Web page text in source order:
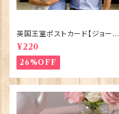
英国王室ポストカード【ジョージ
王子ご誕生】Pageantry Post
card 90183-JEF100
¥220
26%OFF